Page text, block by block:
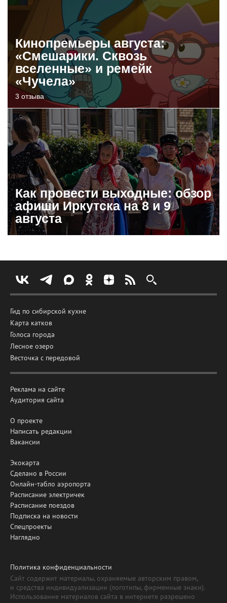
Кинопремьеры августа:
«Смешарики. Сквозь
вселенные» и ремейк
«Чучела»
3 отзыва
Как провести выходные: обзор
афиши Иркутска на 8 и 9
августа
Гид по сибирской кухне
Карта катков
Голоса города
Лесное озеро
Весточка с передовой
Реклама на сайте
Аудитория сайта
О проекте
Написать редакции
Вакансии
Экокарта
Сделано в России
Онлайн-табло аэропорта
Расписание электричек
Расписание поездов
Подписка на новости
Спецпроекты
Наглядно
Политика конфиденциальности
Сайт содержит материалы, охраняемые авторским правом,
и средства индивидуализации (логотипы, фирменные знаки).
Использование материалов сайта в интернете разрешено